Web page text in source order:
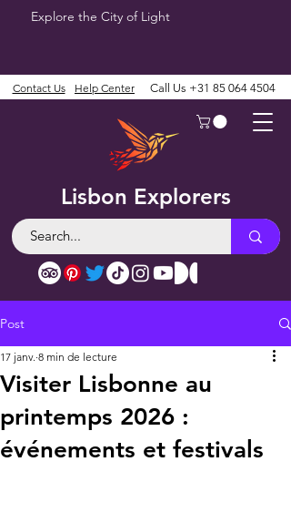
Explore the City of Light
Lisbon Explorers
Contact Us Help Center Call Us +31 85 064 4504
Post
Visiter Lisbonne au
printemps 2026 :
événements et festivals
17 janv. 8 min de lecture